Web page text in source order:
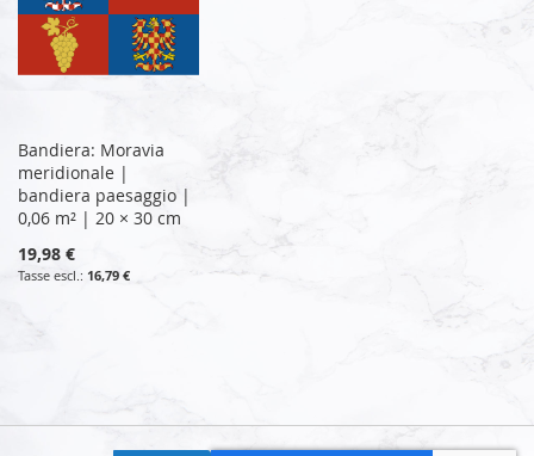
Bandiera: Moravia
meridionale |
bandiera paesaggio |
0,06 m² | 20 × 30 cm
19,98 €
16,79 €